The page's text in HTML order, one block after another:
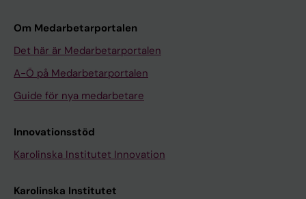
Om Medarbetarportalen
Det här är Medarbetarportalen
A-Ö på Medarbetarportalen
Guide för nya medarbetare
Innovationsstöd
Karolinska Institutet Innovation
Karolinska Institutet